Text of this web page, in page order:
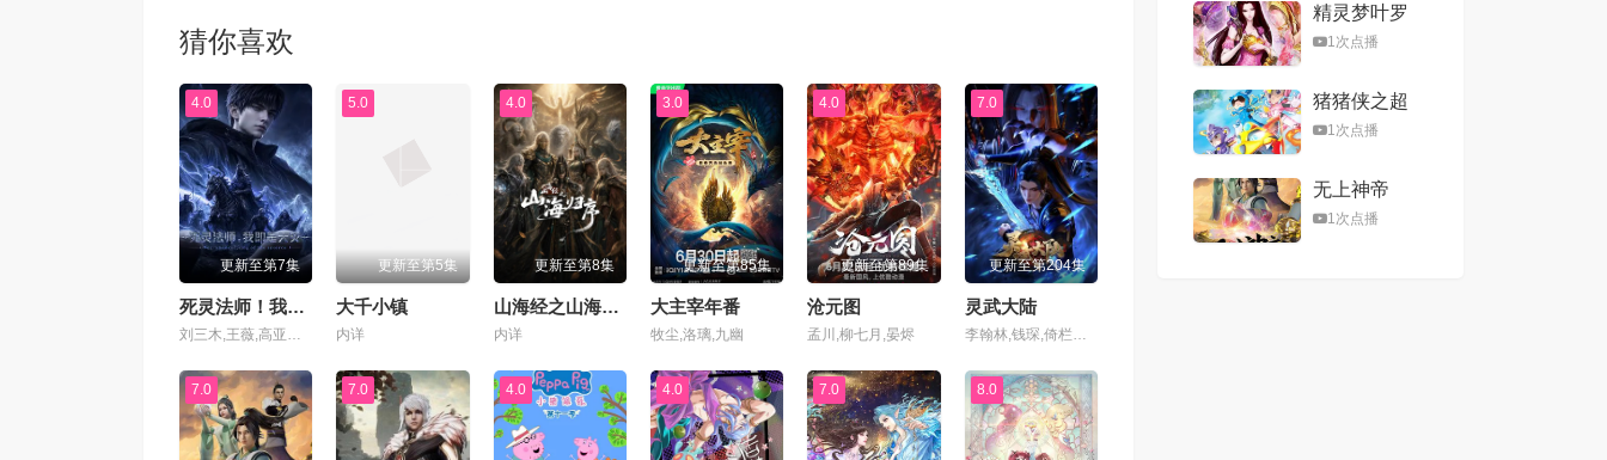
猜你喜欢
4.0
更新至第7集
死灵法师！我即是天灾动漫版
刘三木,王薇,高亚亚,夜叉,北炎,张恩泽,林帽帽
5.0
更新至第5集
大千小镇
内详
4.0
更新至第8集
山海经之山海归序
内详
3.0
更新至第85集
大主宰年番
牧尘,洛璃,九幽
4.0
更新至第89集
沧元图
孟川,柳七月,晏烬
7.0
更新至第204集
灵武大陆
李翰林,钱琛,倚栏桡,张恩泽,赵熠彤,小浣,温溪,蔡娜,齐璇,李哎,麻雀,黄玮,阿福,杨昕燃
7.0 7.0 4.0 4.0 7.0 8.0
精灵梦叶罗
丽第八季
1次点播
猪猪侠之超
星五灵侠第
1次点播
无上神帝
1次点播